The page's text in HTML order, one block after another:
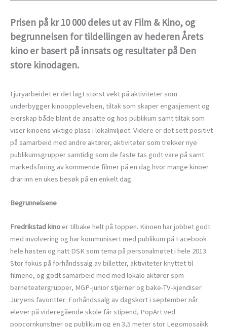
Prisen på kr 10 000 deles ut av Film & Kino, og
begrunnelsen for tildellingen av hederen Årets
kino er basert på innsats og resultater på Den
store kinodagen.
I juryarbeidet er det lagt størst vekt på aktiviteter som
underbygger kinoopplevelsen, tiltak som skaper engasjement og
eierskap både blant de ansatte og hos publikum samt tiltak som
viser kinoens viktige plass i lokalmiljøet. Videre er det sett positivt
på samarbeid med andre aktører, aktiviteter som trekker nye
publikumsgrupper samtidig som de faste tas godt vare på samt
markedsføring av kommende filmer på en dag hvor mange kinoer
drar inn en ukes besøk på en enkelt dag.
Begrunnelsene
Fredrikstad kino er tilbake helt på toppen. Kinoen har jobbet godt
med involvering og har kommunisert med publikum på Facebook
hele høsten og hatt DSK som tema på personalmøtet i hele 2013.
Stor fokus på forhåndssalg av billetter, aktiviteter knyttet til
filmene, og godt samarbeid med med lokale aktører som
barneteatergrupper, MGP-junior stjerner og bake-TV-kjendiser.
Juryens favoritter: Forhåndssalg av dagskort i september når
elever på videregående skole får stipend, PopArt ved
popcornkunstner og publikum og en 3,5 meter stor Legomosaikk